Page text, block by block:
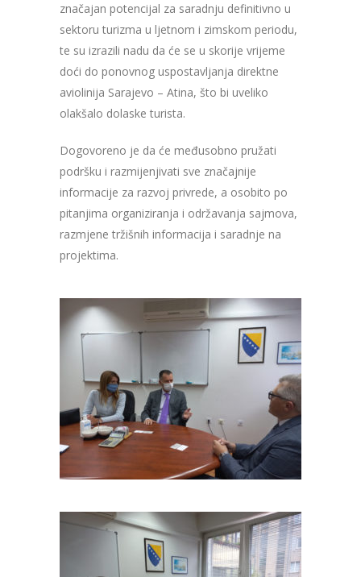
značajan potencijal za saradnju definitivno u
sektoru turizma u ljetnom i zimskom periodu,
te su izrazili nadu da će se u skorije vrijeme
doći do ponovnog uspostavljanja direktne
aviolinija Sarajevo – Atina, što bi uveliko
olakšalo dolaske turista.
Dogovoreno je da će međusobno pružati
podršku i razmijenjivati sve značajnije
informacije za razvoj privrede, a osobito po
pitanjima organiziranja i održavanja sajmova,
razmjene tržišnih informacija i saradnje na
projektima.